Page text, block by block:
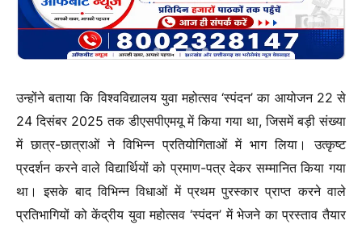
उन्होंने बताया कि विश्वविद्यालय युवा महोत्सव ‘स्पंदन’ का आयोजन 22 से
24 दिसंबर 2025 तक डीएसपीएमयू में किया गया था, जिसमें बड़ी संख्या
में छात्र-छात्राओं ने विभिन्न प्रतियोगिताओं में भाग लिया। उत्कृष्ट
प्रदर्शन करने वाले विद्यार्थियों को प्रमाण-पत्र देकर सम्मानित किया गया
था। इसके बाद विभिन्न विधाओं में प्रथम पुरस्कार प्राप्त करने वाले
प्रतिभागियों को केंद्रीय युवा महोत्सव ‘स्पंदन’ में भेजने का प्रस्ताव तैयार